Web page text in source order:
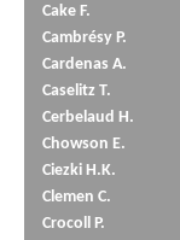
Cake F.
Cambrésy P.
Cardenas A.
Caselitz T.
Cerbelaud H.
Chowson E.
Ciezki H.K.
Clemen C.
Crocoll P.